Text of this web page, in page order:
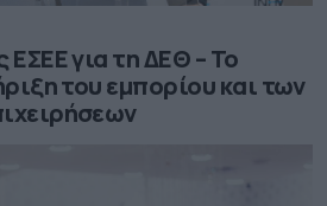
ΕΣΕΕ για τη ΔΕΘ – Το
του εμπορίου και των